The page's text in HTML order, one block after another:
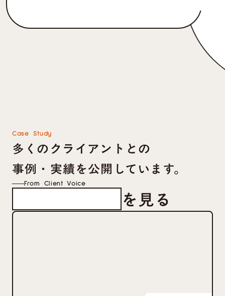
Case Study
多くのクライアントとの
事例・実績を公開しています。
From Client Voice を見る